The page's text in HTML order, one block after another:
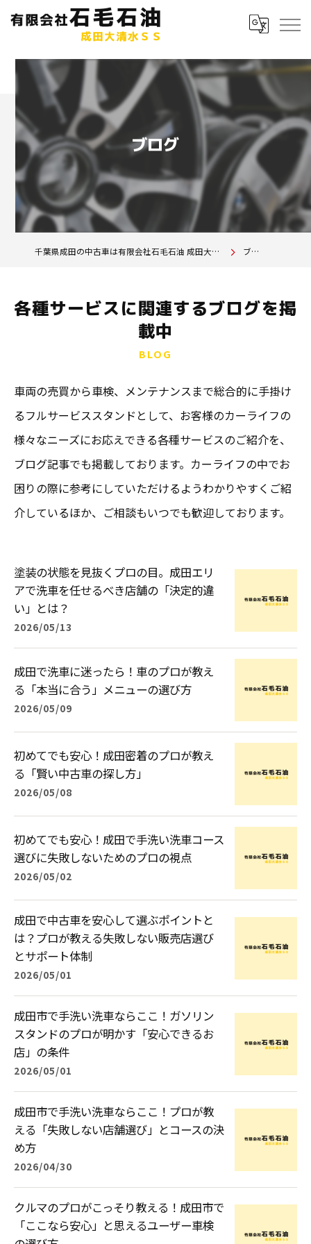
ブログ
千葉県成田の中古車は有限会社石毛石油 成田大清水SS ブログ
各種サービスに関連するブログを掲
載中
BLOG
車両の売買から車検、メンテナンスまで総合的に手掛け
るフルサービススタンドとして、お客様のカーライフの
様々なニーズにお応えできる各種サービスのご紹介を、
ブログ記事でも掲載しております。カーライフの中でお
困りの際に参考にしていただけるようわかりやすくご紹
介しているほか、ご相談もいつでも歓迎しております。
塗装の状態を見抜くプロの目。成田エリ
アで洗車を任せるべき店舗の「決定的違
い」とは？
2026/05/13
成田で洗車に迷ったら！車のプロが教え
る「本当に合う」メニューの選び方
2026/05/09
初めてでも安心！成田密着のプロが教え
る「賢い中古車の探し方」
2026/05/08
初めてでも安心！成田で手洗い洗車コース
選びに失敗しないためのプロの視点
2026/05/02
成田で中古車を安心して選ぶポイントと
は？プロが教える失敗しない販売店選び
とサポート体制
2026/05/01
成田市で手洗い洗車ならここ！ガソリン
スタンドのプロが明かす「安心できるお
店」の条件
2026/05/01
成田市で手洗い洗車ならここ！プロが教
える「失敗しない店舗選び」とコースの決
め方
2026/04/30
クルマのプロがこっそり教える！成田市で
「ここなら安心」と思えるユーザー車検